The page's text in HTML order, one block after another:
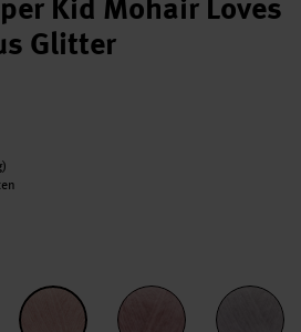
Kid Mohair Loves
Glitter